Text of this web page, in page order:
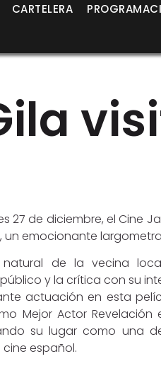
CARTELERA
27 de diciembre, el Cine
un emocionante
natural de la vecina
y la crítica con su
actuación en esta
Mejor Actor Revelación
su lugar como una
español.